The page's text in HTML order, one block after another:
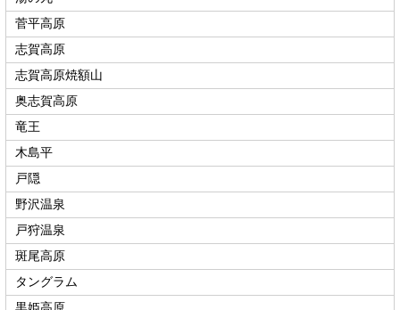
菅平高原
志賀高原
志賀高原焼額山
奥志賀高原
竜王
木島平
戸隠
野沢温泉
戸狩温泉
斑尾高原
タングラム